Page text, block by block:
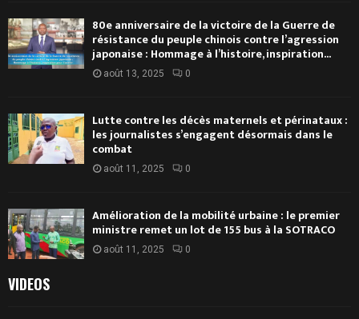
80e anniversaire de la victoire de la Guerre de
résistance du peuple chinois contre l’agression
japonaise : Hommage à l’histoire, inspiration...
août 13, 2025 0
Lutte contre les décès maternels et périnataux :
les journalistes s’engagent désormais dans le
combat
août 11, 2025 0
Amélioration de la mobilité urbaine : le premier
ministre remet un lot de 155 bus à la SOTRACO
août 11, 2025 0
VIDEOS